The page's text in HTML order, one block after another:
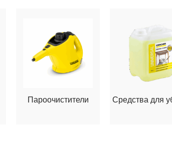
Пароочистители Средства для